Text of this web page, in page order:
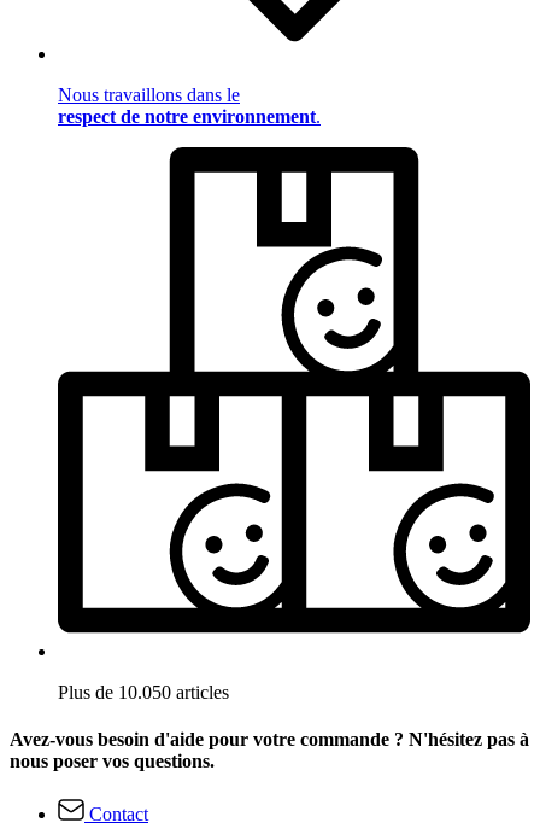
Nous travaillons dans le
respect de notre environnement.
Plus de 10.050 articles
Avez-vous besoin d'aide pour votre commande ? N'hésitez pas à
nous poser vos questions.
Contact